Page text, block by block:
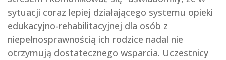
sytuacji coraz lepiej działającego systemu opieki
edukacyjno-rehabilitacyjnej dla osób z
niepełnosprawnością ich rodzice nadal nie
otrzymują dostatecznego wsparcia. Uczestnicy